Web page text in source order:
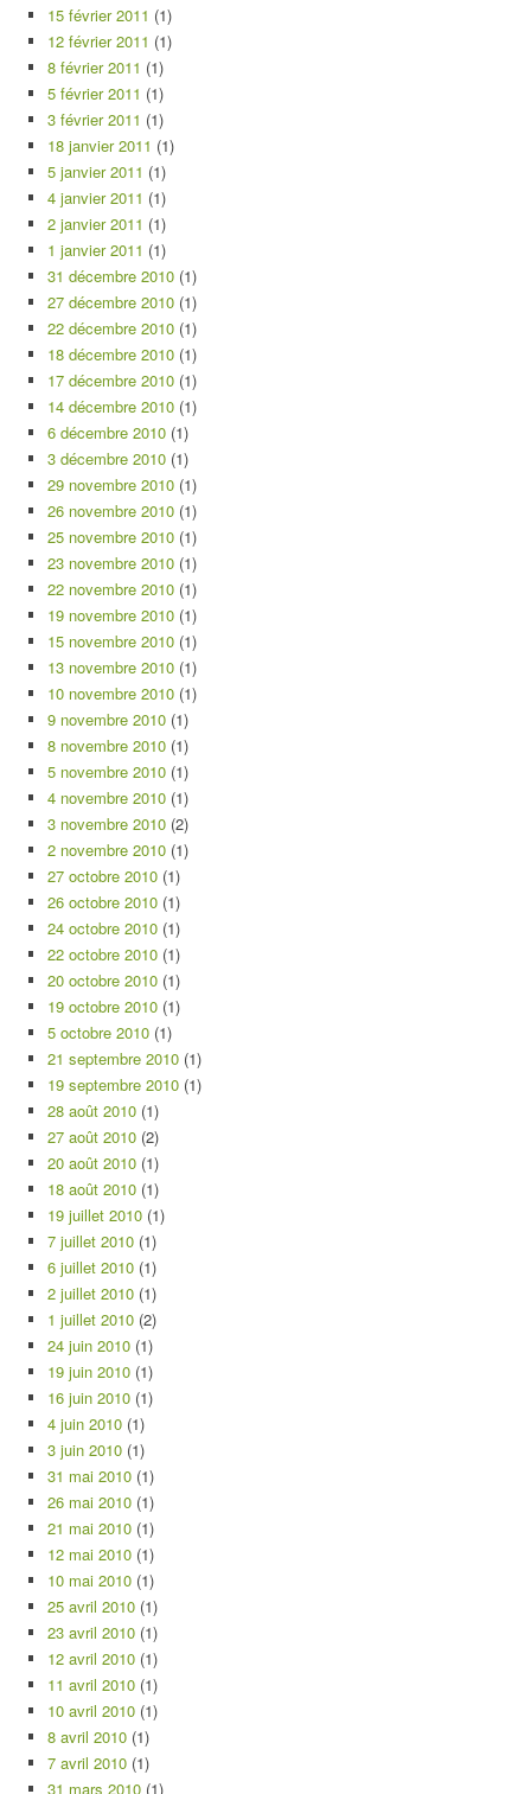
15 février 2011 (1)
12 février 2011 (1)
8 février 2011 (1)
5 février 2011 (1)
3 février 2011 (1)
18 janvier 2011 (1)
5 janvier 2011 (1)
4 janvier 2011 (1)
2 janvier 2011 (1)
1 janvier 2011 (1)
31 décembre 2010 (1)
27 décembre 2010 (1)
22 décembre 2010 (1)
18 décembre 2010 (1)
17 décembre 2010 (1)
14 décembre 2010 (1)
6 décembre 2010 (1)
3 décembre 2010 (1)
29 novembre 2010 (1)
26 novembre 2010 (1)
25 novembre 2010 (1)
23 novembre 2010 (1)
22 novembre 2010 (1)
19 novembre 2010 (1)
15 novembre 2010 (1)
13 novembre 2010 (1)
10 novembre 2010 (1)
9 novembre 2010 (1)
8 novembre 2010 (1)
5 novembre 2010 (1)
4 novembre 2010 (1)
3 novembre 2010 (2)
2 novembre 2010 (1)
27 octobre 2010 (1)
26 octobre 2010 (1)
24 octobre 2010 (1)
22 octobre 2010 (1)
20 octobre 2010 (1)
19 octobre 2010 (1)
5 octobre 2010 (1)
21 septembre 2010 (1)
19 septembre 2010 (1)
28 août 2010 (1)
27 août 2010 (2)
20 août 2010 (1)
18 août 2010 (1)
19 juillet 2010 (1)
7 juillet 2010 (1)
6 juillet 2010 (1)
2 juillet 2010 (1)
1 juillet 2010 (2)
24 juin 2010 (1)
19 juin 2010 (1)
16 juin 2010 (1)
4 juin 2010 (1)
3 juin 2010 (1)
31 mai 2010 (1)
26 mai 2010 (1)
21 mai 2010 (1)
12 mai 2010 (1)
10 mai 2010 (1)
25 avril 2010 (1)
23 avril 2010 (1)
12 avril 2010 (1)
11 avril 2010 (1)
10 avril 2010 (1)
8 avril 2010 (1)
7 avril 2010 (1)
31 mars 2010 (1)